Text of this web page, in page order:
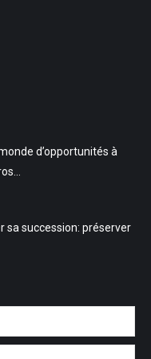
d’opportunités à
sa succession: préserver